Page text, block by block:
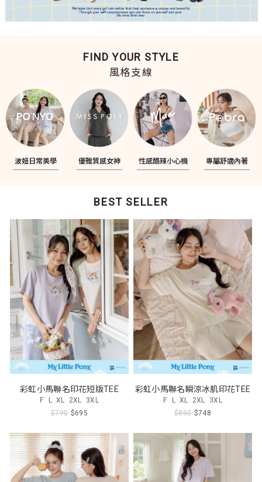
FIND YOUR STYLE
風格支線
波妞日常美學 優雅質感女神 性感酷辣小心機 專屬舒適內著
BEST SELLER
彩虹小馬聯名印花短版TEE
F L XL 2XL 3XL
$790 $695
彩虹小馬聯名瞬涼冰肌印花TEE
F L XL 2XL 3XL
$850 $748